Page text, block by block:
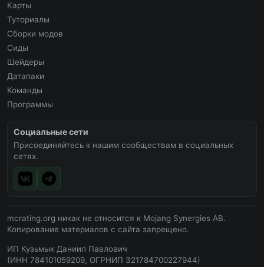
Карты
Туториалы
Сборки модов
Сиды
Шейдеры
Датапаки
Команды
Программы
Социальные сети
Присоединяйтесь к нашим сообществам в социальных
сетях.
mcrating.org никак не относится к Mojang Synergies AB.
Копирование материалов с сайта запрещено.
ИП Кузьмык Даниил Павлович
(ИНН 784101059209, ОГРНИП 321784700227944)